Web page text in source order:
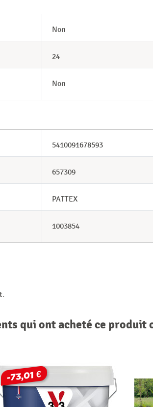
Non
24
Non
5410091678593
657309
PATTEX
1003854
qui ont acheté ce produit
-73,01 €